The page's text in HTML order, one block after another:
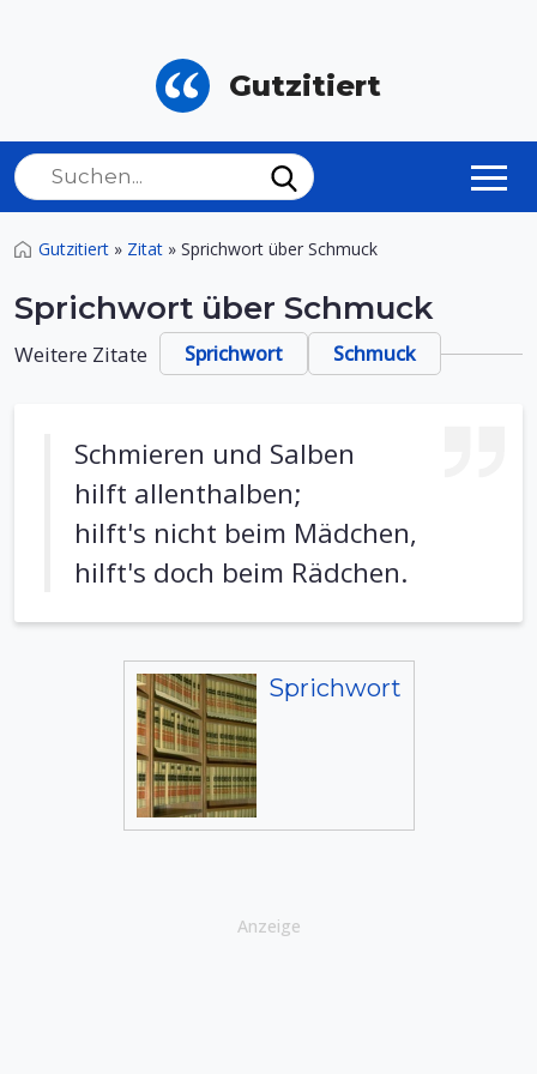
Gutzitiert
Gutzitiert » Zitat » Sprichwort über Schmuck
Sprichwort über Schmuck
Weitere Zitate Sprichwort Schmuck
Schmieren und Salben
hilft allenthalben;
hilft's nicht beim Mädchen,
hilft's doch beim Rädchen.
Sprichwort
Anzeige